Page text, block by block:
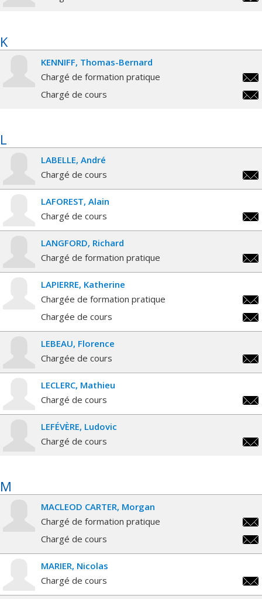
K
KENNIFF Thomas-Bernard
Chargé de formation pratique
Chargé de cours
L
LABELLE André
Chargé de cours
LAFOREST Alain
Chargé de cours
LANGFORD Richard
Chargé de formation pratique
LAPIERRE Katherine
Chargée de formation pratique
Chargée de cours
LEBEAU Florence
Chargée de cours
LECLERC Mathieu
Chargé de cours
LEFÉVÈRE Ludovic
Chargé de cours
M
MACLEOD CARTER Morgan
Chargé de formation pratique
Chargé de cours
MARIER Nicolas
Chargé de cours